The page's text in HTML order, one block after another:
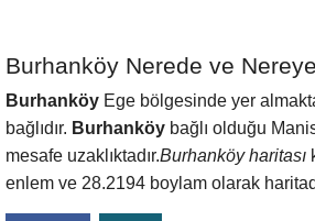
Burhanköy Nerede ve
Burhanköy Ege bölgesinde yer
bağlıdır. Burhanköy bağlı olduğu
mesafe uzaklıktadır.Burhanköy haritası
enlem ve 28.2194 boylam olarak